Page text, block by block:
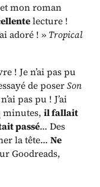
mon roman
lecture !
adoré ! » Tropical
! Je n’ai pas pu
de poserSon
pas pu ! J’ai
minutes,il fallait
passé… Des
la tête…Ne
Goodreads,